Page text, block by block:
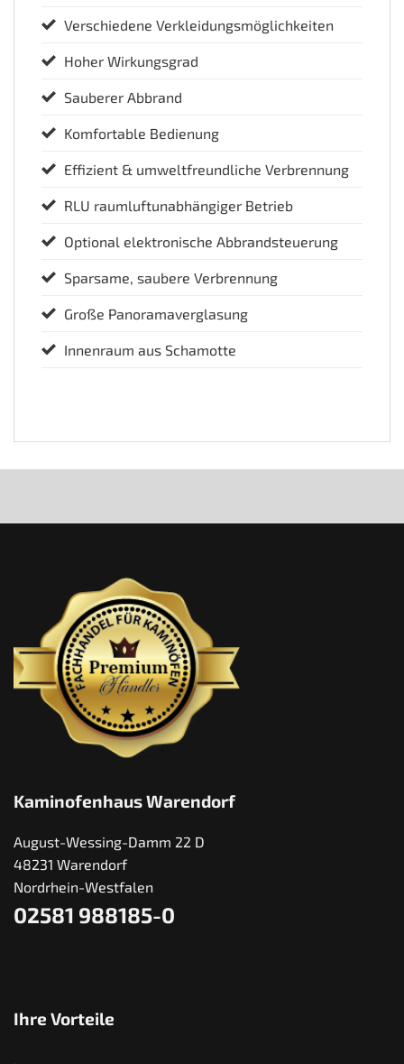
Verschiedene Verkleidungsmöglichkeiten
Hoher Wirkungsgrad
Sauberer Abbrand
Komfortable Bedienung
Effizient & umweltfreundliche Verbrennung
RLU raumluftunabhängiger Betrieb
Optional elektronische Abbrandsteuerung
Sparsame, saubere Verbrennung
Große Panoramaverglasung
Innenraum aus Schamotte
Kaminofenhaus Warendorf
August-Wessing-Damm 22 D
48231 Warendorf
Nordrhein-Westfalen
02581 988185-0
Ihre Vorteile